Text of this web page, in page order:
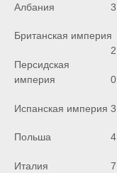
Албания 3
Британская империя
2
Персидская
империя
0
Испанская империя 3
Польша 4
Италия 7